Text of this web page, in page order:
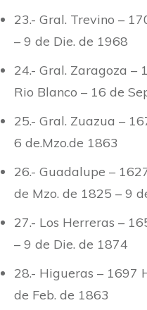
23.- Gral. Trevino –
– 9 de Die. de 1968
24.- Gral. Zaragoza –
Rio Blanco – 16 de
25.- Gral. Zuazua –
6 de.Mzo.de 1863
26.- Guadalupe –
de Mzo. de 1825 – 9
27.- Los Herreras –
– 9 de Die. de 1874
28.- Higueras – 1697
de Feb. de 1863